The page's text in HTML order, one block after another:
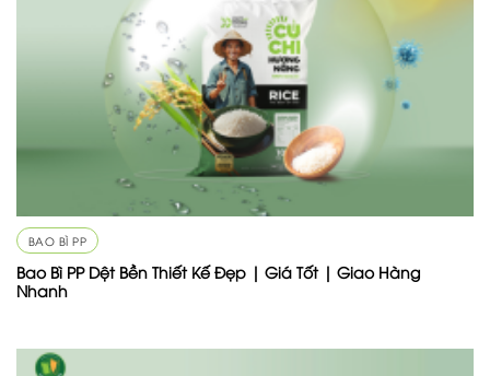
BAO BÌ PP
Bao Bì PP Dệt Bền Thiết Kế Đẹp | Giá Tốt | Giao Hàng
Nhanh